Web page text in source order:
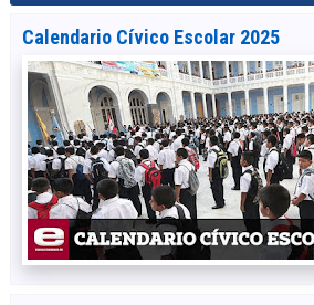
Calendario Cívico Escolar 2025